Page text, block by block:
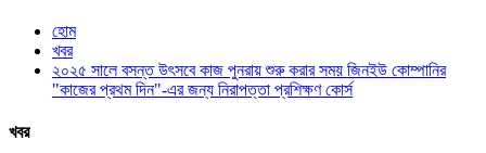
হোম
খবর
২০২৫ সালে বসন্ত উৎসবে কাজ পুনরায় শুরু করার সময় জিনইউ কোম্পানির
"কাজের প্রথম দিন"-এর জন্য নিরাপত্তা প্রশিক্ষণ কোর্স
খবর